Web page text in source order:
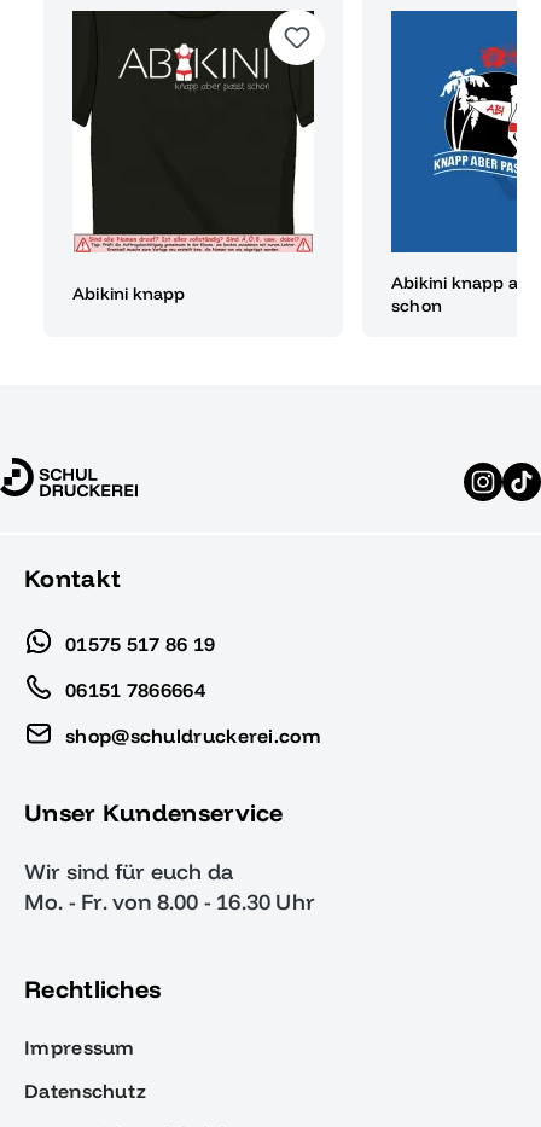
Abikini knapp
Abikini knapp
schon
Kontakt
01575 517 86 19
06151 7866664
shop@schuldruckerei.com
Unser Kundenservice
Wir sind für euch da
Mo. - Fr. von 8.00 - 16.30 Uhr
Rechtliches
Impressum
Datenschutz